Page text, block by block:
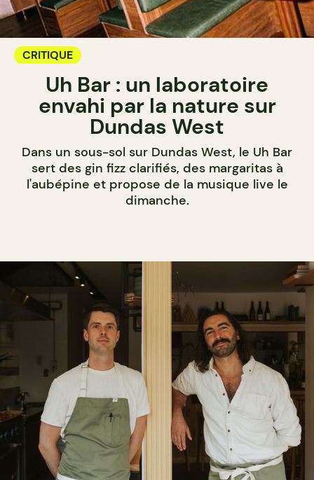
CRITIQUE
Uh Bar : un laboratoire
envahi par la nature sur
Dundas West
Dans un sous-sol sur Dundas West, le Uh Bar
sert des gin fizz clarifiés, des margaritas à
l'aubépine et propose de la musique live le
dimanche.